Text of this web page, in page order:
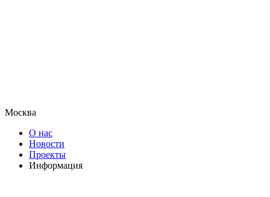
Москва
О нас
Новости
Проекты
Информация